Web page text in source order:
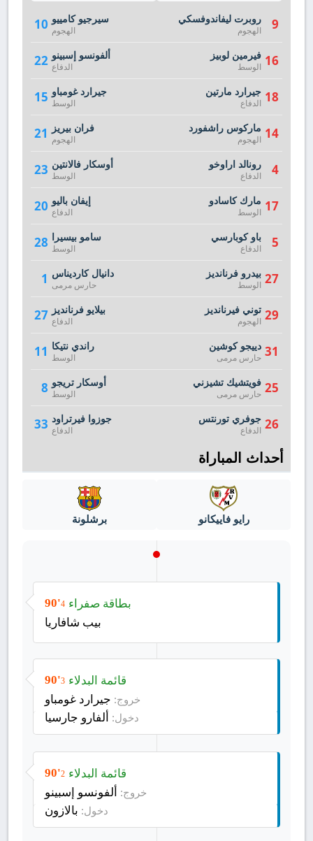
10 سيرجيو كامييو
الهجوم
22 ألفونسو إسبينو
الدفاع
15 جيرارد غومباو
الوسط
21 فران بيريز
الهجوم
23 أوسكار فالانتين
الوسط
20 إيفان باليو
الدفاع
28 سامو بيسيرا
الوسط
1 دانيال كارديناس
حارس مرمى
27 بيلايو فرنانديز
الدفاع
11 راندي نتيكا
الوسط
8 أوسكار تريجو
الوسط
33 جوزوا فيرتراود
الدفاع
9 روبرت ليفاندوفسكي
الهجوم
16 فيرمين لوبيز
الوسط
18 جيرارد مارتين
الدفاع
14 ماركوس راشفورد
الهجوم
4 رونالد اراوخو
الدفاع
17 مارك كاسادو
الوسط
5 باو كوبارسي
الدفاع
27 بيدرو فرنانديز
الوسط
29 توني فيرنانديز
الهجوم
31 دييجو كوشين
حارس مرمى
25 فويتشيك تشيزني
حارس مرمى
26 جوفري تورنتس
الدفاع
أحداث المباراة
رايو فاييكانو برشلونة
90'4 بطاقة صفراء
بيب شافاريا
90'3 قائمة البدلاء
خروج: جيرارد غومباو
دخول: ألفارو جارسيا
90'2 قائمة البدلاء
خروج: ألفونسو إسبينو
دخول: بالازون